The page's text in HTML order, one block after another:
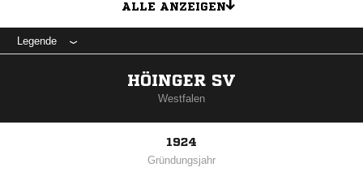
ALLE ANZEIGEN
Legende
HÖINGER SV
Westfalen
1924
Gründungsjahr